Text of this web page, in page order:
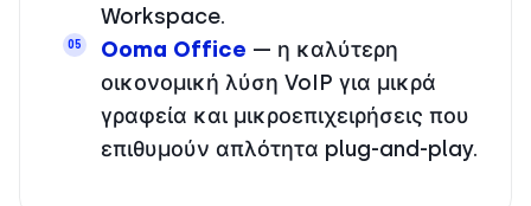
Workspace.
05 Ooma Office — η καλύτερη
οικονομική λύση VoIP για μικρά
γραφεία και μικροεπιχειρήσεις που
επιθυμούν απλότητα plug-and-play.